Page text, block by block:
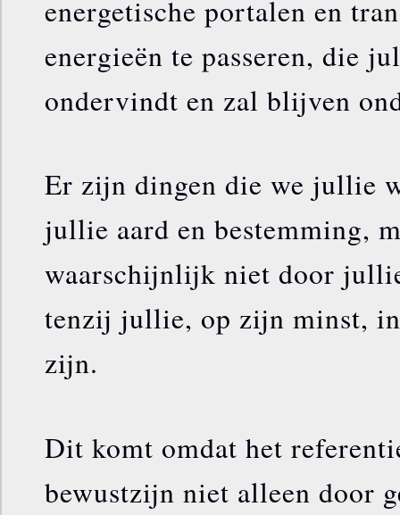
energetische portalen en
energieën te passeren, die
ondervindt en zal blijven
Er zijn dingen die we jullie
jullie aard en bestemming,
waarschijnlijk niet door
tenzij jullie, op zijn minst, in
zijn.
Dit komt omdat het
bewustzijn niet alleen door